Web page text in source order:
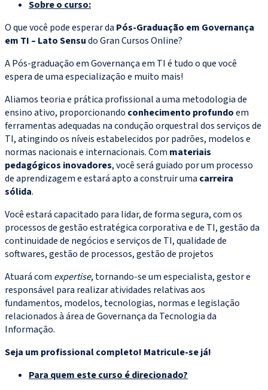
Sobre o curso:
O que você pode esperar da Pós-Graduação em Governança
em TI – Lato Sensudo Gran Cursos Online?
A Pós-graduação em Governança em TI é tudo o que você
espera de uma especialização e muito mais!
Aliamos teoria e prática profissional a uma metodologia de
ensino ativo, proporcionando conhecimento profundoem
ferramentas adequadas na condução orquestral dos serviços de
TI, atingindo os níveis estabelecidos por padrões, modelos e
normas nacionais e internacionais. Com materiais
pedagógicos inovadores, você será guiado por um processo
de aprendizagem e estará apto a construir uma carreira
sólida.
Você estará capacitado para lidar, de forma segura, com os
processos de gestão estratégica corporativa e de TI, gestão da
continuidade de negócios e serviços de TI, qualidade de
softwares, gestão de processos, gestão de projetos
Atuará com expertise, tornando-se um especialista, gestor e
responsável para realizar atividades relativas aos
fundamentos, modelos, tecnologias, normas e legislação
relacionados à área de Governança da Tecnologia da
Informação.
Seja um profissional completo! Matricule-se já!
Para quem este curso é direcionado?